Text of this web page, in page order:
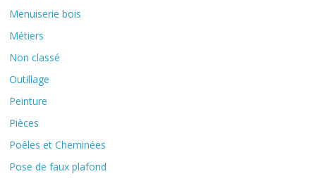
Menuiserie bois
Métiers
Non classé
Outillage
Peinture
Pièces
Poêles et Cheminées
Pose de faux plafond